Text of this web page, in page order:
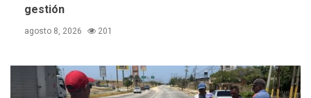
gestión
agosto 8, 2026 201